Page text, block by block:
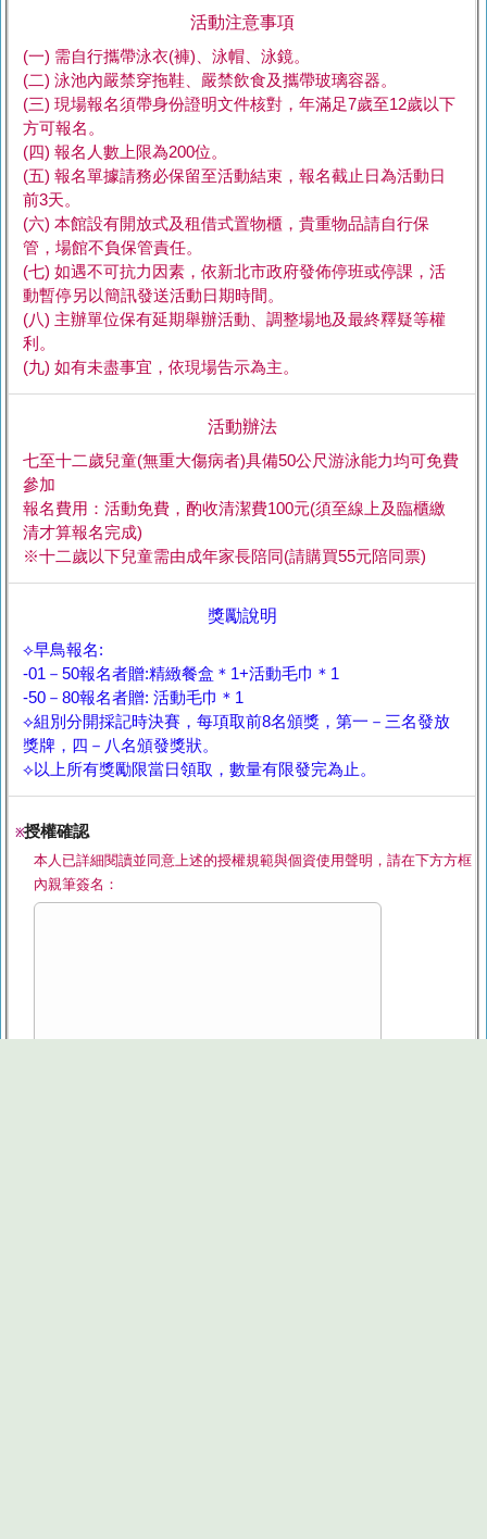
活動注意事項
(一) 需自行攜帶泳衣(褲)、泳帽、泳鏡。
(二) 泳池內嚴禁穿拖鞋、嚴禁飲食及攜帶玻璃容器。
(三) 現場報名須帶身份證明文件核對，年滿足7歲至12歲以下
方可報名。
(四) 報名人數上限為200位。
(五) 報名單據請務必保留至活動結束，報名截止日為活動日
前3天。
(六) 本館設有開放式及租借式置物櫃，貴重物品請自行保
管，場館不負保管責任。
(七) 如遇不可抗力因素，依新北市政府發佈停班或停課，活
動暫停另以簡訊發送活動日期時間。
(八) 主辦單位保有延期舉辦活動、調整場地及最終釋疑等權
利。
(九) 如有未盡事宜，依現場告示為主。
活動辦法
七至十二歲兒童(無重大傷病者)具備50公尺游泳能力均可免費
參加
報名費用：活動免費，酌收清潔費100元(須至線上及臨櫃繳
清才算報名完成)
※十二歲以下兒童需由成年家長陪同(請購買55元陪同票)
獎勵說明
⟡早鳥報名:
-01－50報名者贈:精緻餐盒＊1+活動毛巾＊1
-50－80報名者贈: 活動毛巾＊1
⟡組別分開採記時決賽，每項取前8名頒獎，第一－三名發放
獎牌，四－八名頒發獎狀。
⟡以上所有獎勵限當日領取，數量有限發完為止。
※授權確認
本人已詳細閱讀並同意上述的授權規範與個資使用聲明，請在下方方框
內親筆簽名：